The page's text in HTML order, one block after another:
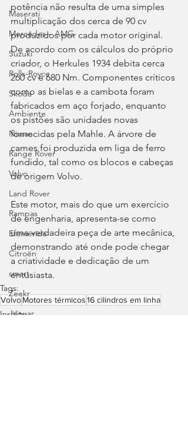
Maserati
Mercedes – AMG
Suzuki
Rolls-Royce
Skoda
Ambiente
Nissan
Range Rover
Volvo
Land Rover
Rampas
Efeméride
Citroën
smart
Zeekr
Jaguar
potência não resulta de uma simples
multiplicação dos cerca de 90 cv
produzidos por cada motor original.
De acordo com os cálculos do próprio
criador, o Herkules 1934 debita cerca
260 cv e 680 Nm. Componentes críticos
como as bielas e a cambota foram
fabricados em aço forjado, enquanto
os pistões são unidades novas
fornecidas pela Mahle. A árvore de
cames foi produzida em liga de ferro
fundido, tal como os blocos e cabeças
de origem Volvo.
Este motor, mais do que um exercício
de engenharia, apresenta-se como
uma verdadeira peça de arte mecânica,
demonstrando até onde pode chegar
a criatividade e dedicação de um
entusiasta.
Tags:
VolvoMotores térmicos16 cilindros em linha
Insólito